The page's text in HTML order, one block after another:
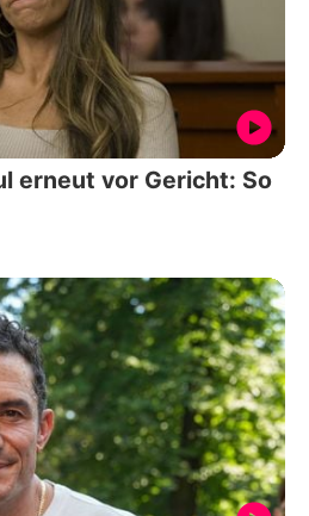
erneut vor Gericht: So